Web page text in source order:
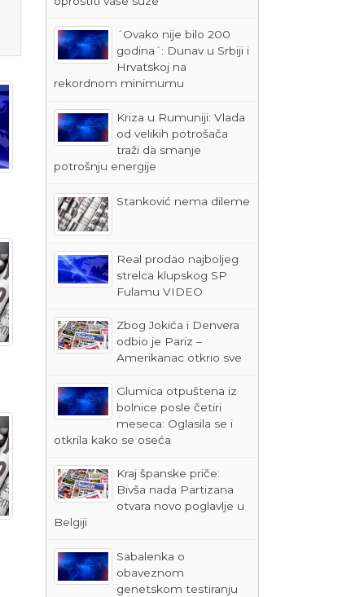
´Ovako nije bilo 200
godina´: Dunav u Srbiji i
Hrvatskoj na
rekordnom minimumu
Kriza u Rumuniji: Vlada
od velikih potrošača
traži da smanje
potrošnju energije
Stanković nema dileme
Real prodao najboljeg
strelca klupskog SP
Fulamu VIDEO
Zbog Jokića i Denvera
odbio je Pariz –
Amerikanac otkrio sve
Glumica otpuštena iz
bolnice posle četiri
meseca: Oglasila se i
otkrila kako se oseća
Kraj španske priče:
Bivša nada Partizana
otvara novo poglavlje u
Belgiji
Sabalenka o
obaveznom
genetskom testiranju